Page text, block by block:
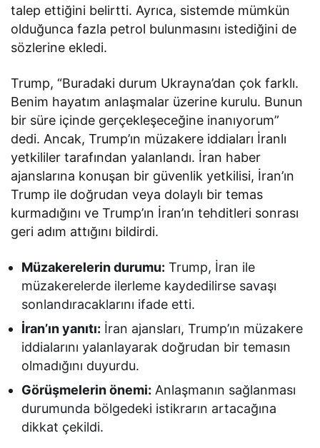
talep ettiğini belirtti. Ayrıca, sistemde mümkün
olduğunca fazla petrol bulunmasını istediğini de
sözlerine ekledi.
Trump, “Buradaki durum Ukrayna’dan çok farklı.
Benim hayatım anlaşmalar üzerine kurulu. Bunun
bir süre içinde gerçekleşeceğine inanıyorum”
dedi. Ancak, Trump’ın müzakere iddiaları İranlı
yetkililer tarafından yalanlandı. İran haber
ajanslarına konuşan bir güvenlik yetkilisi, İran’ın
Trump ile doğrudan veya dolaylı bir temas
kurmadığını ve Trump’ın İran’ın tehditleri sonrası
geri adım attığını bildirdi.
Müzakerelerin durumu: Trump, İran ile
müzakerelerde ilerleme kaydedilirse savaşı
sonlandıracaklarını ifade etti.
İran’ın yanıtı: İran ajansları, Trump’ın müzakere
iddialarını yalanlayarak doğrudan bir temasın
olmadığını duyurdu.
Görüşmelerin önemi: Anlaşmanın sağlanması
durumunda bölgedeki istikrarın artacağına
dikkat çekildi.